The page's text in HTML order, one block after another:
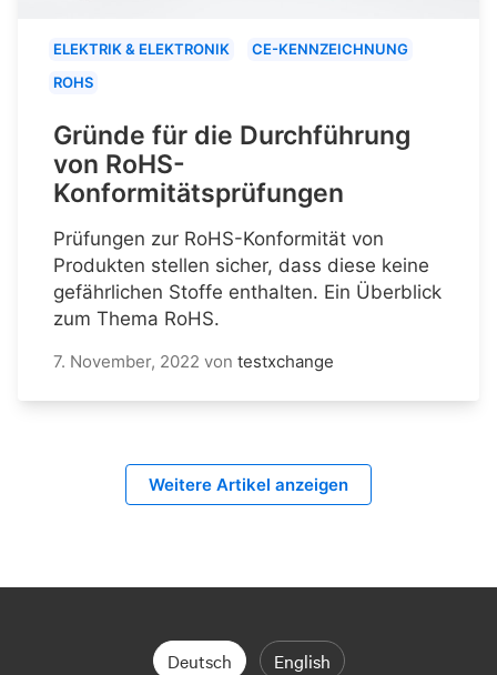
ELEKTRIK & ELEKTRONIK
CE-KENNZEICHNUNG
ROHS
Gründe für die Durchführung
von RoHS-
Konformitätsprüfungen
Prüfungen zur RoHS-Konformität von
Produkten stellen sicher, dass diese keine
gefährlichen Stoffe enthalten. Ein Überblick
zum Thema RoHS.
7. November, 2022 von testxchange
Weitere Artikel anzeigen
Deutsch English